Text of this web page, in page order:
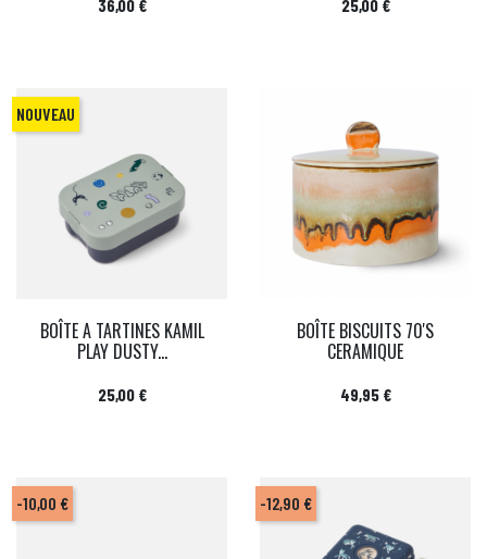
36,00 € 25,00 €
BOÎTE A TARTINES KAMIL
PLAY DUSTY...
Prix
25,00 €
NOUVEAU
BOÎTE BISCUITS 70'S
CERAMIQUE
Prix
49,95 €
-10,00 € -12,90 €